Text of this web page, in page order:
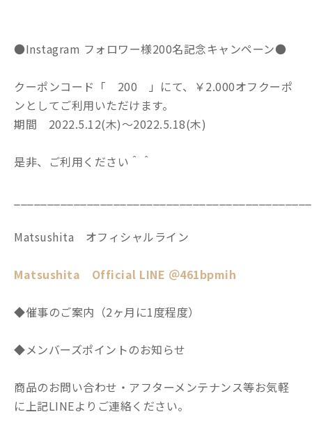
●Instagram フォロワー様200名記念キャンペーン●
クーポンコード「 200 」にて、￥2.000オフクーポ
ンとしてご利用いただけます。
期間 2022.5.12(木)～2022.5.18(木)
是非、ご利用ください＾＾
Matsushita オフィシャルライン
Matsushita Official LINE ＠461bpmih
◆催事のご案内（2ヶ月に1度程度）
◆メンバーズポイントのお知らせ
商品のお問い合わせ・アフターメンテナンス等お気軽
に上記LINEよりご連絡ください。